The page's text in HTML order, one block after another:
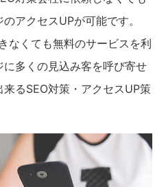
アクセスUPが可能です。
なくても無料のサービスを利
多くの見込み客を呼び寄せ
るSEO対策・アクセスUP策